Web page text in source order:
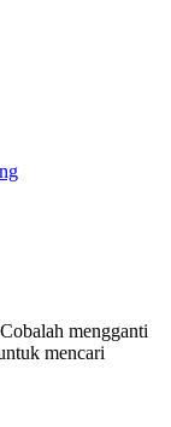
mengganti
mencari